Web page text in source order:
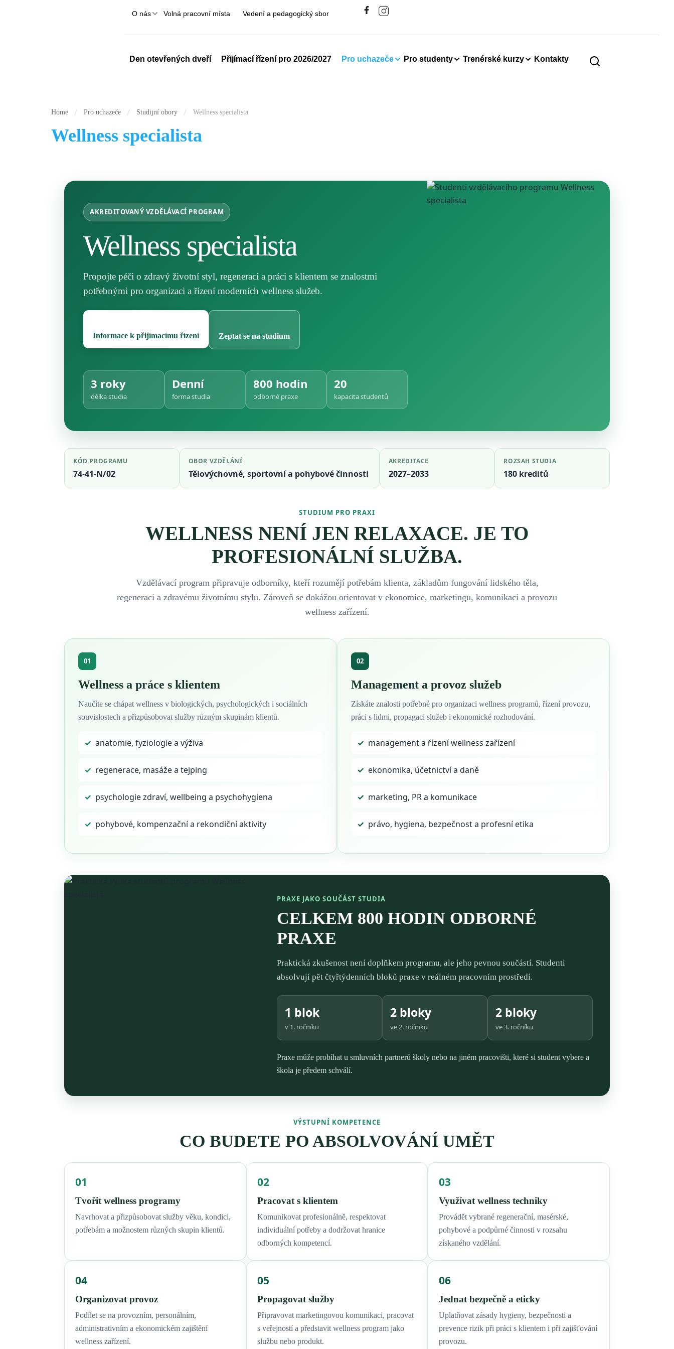
O nás Volná pracovní místa Vedení a pedagogický sbor
Den otevřených dveří Přijímací řízení pro 2026/2027 Pro uchazeče Pro studenty Trenérské kurzy Kontakty
Home Pro uchazeče Studijní obory Wellness specialista
Wellness specialista
AKREDITOVANÝ VZDĚLÁVACÍ PROGRAM
Wellness specialista
Propojte péči o zdravý životní styl, regeneraci a práci s klientem se znalostmi
potřebnými pro organizaci a řízení moderních wellness služeb.
Informace k přijímacímu řízení Zeptat se na studium
3 roky
délka studia
Denní
forma studia
800 hodin
odborné praxe
20
kapacita studentů
KÓD PROGRAMU
74-41-N/02
OBOR VZDĚLÁNÍ
Tělovýchovné, sportovní a pohybové činnosti
AKREDITACE
2027–2033
ROZSAH STUDIA
180 kreditů
STUDIUM PRO PRAXI
WELLNESS NENÍ JEN RELAXACE. JE TO
PROFESIONÁLNÍ SLUŽBA.
Vzdělávací program připravuje odborníky, kteří rozumějí potřebám klienta, základům fungování lidského těla,
regeneraci a zdravému životnímu stylu. Zároveň se dokážou orientovat v ekonomice, marketingu, komunikaci a provozu
wellness zařízení.
01
Wellness a práce s klientem
Naučíte se chápat wellness v biologických, psychologických i sociálních
souvislostech a přizpůsobovat služby různým skupinám klientů.
✓ anatomie, fyziologie a výživa
✓ regenerace, masáže a tejping
✓ psychologie zdraví, wellbeing a psychohygiena
✓ pohybové, kompenzační a rekondiční aktivity
02
Management a provoz služeb
Získáte znalosti potřebné pro organizaci wellness programů, řízení provozu,
práci s lidmi, propagaci služeb i ekonomické rozhodování.
✓ management a řízení wellness zařízení
✓ ekonomika, účetnictví a daně
✓ marketing, PR a komunikace
✓ právo, hygiena, bezpečnost a profesní etika
PRAXE JAKO SOUČÁST STUDIA
CELKEM 800 HODIN ODBORNÉ
PRAXE
Praktická zkušenost není doplňkem programu, ale jeho pevnou součástí. Studenti
absolvují pět čtyřtýdenních bloků praxe v reálném pracovním prostředí.
1 blok
v 1. ročníku
2 bloky
ve 2. ročníku
2 bloky
ve 3. ročníku
Praxe může probíhat u smluvních partnerů školy nebo na jiném pracovišti, které si student vybere a
škola je předem schválí.
VÝSTUPNÍ KOMPETENCE
CO BUDETE PO ABSOLVOVÁNÍ UMĚT
01
Tvořit wellness programy
Navrhovat a přizpůsobovat služby věku, kondici,
potřebám a možnostem různých skupin klientů.
02
Pracovat s klientem
Komunikovat profesionálně, respektovat
individuální potřeby a dodržovat hranice
odborných kompetencí.
03
Využívat wellness techniky
Provádět vybrané regenerační, masérské,
pohybové a podpůrné činnosti v rozsahu
získaného vzdělání.
04
Organizovat provoz
Podílet se na provozním, personálním,
administrativním a ekonomickém zajištění
wellness zařízení.
05
Propagovat služby
Připravovat marketingovou komunikaci, pracovat
s veřejností a představit wellness program jako
službu nebo produkt.
06
Jednat bezpečně a eticky
Uplatňovat zásady hygieny, bezpečnosti a
prevence rizik při práci s klientem i při zajišťování
provozu.